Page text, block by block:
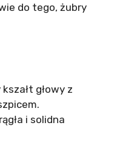
do tego, żubry
głowy z
i solidna